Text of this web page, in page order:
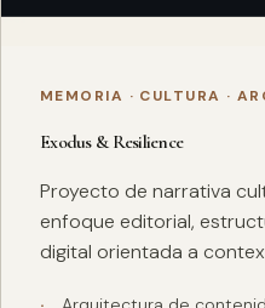
MEMORIA · CULTURA ·
Exodus & Resilience
Proyecto de narrativa
enfoque editorial,
digital orientada a